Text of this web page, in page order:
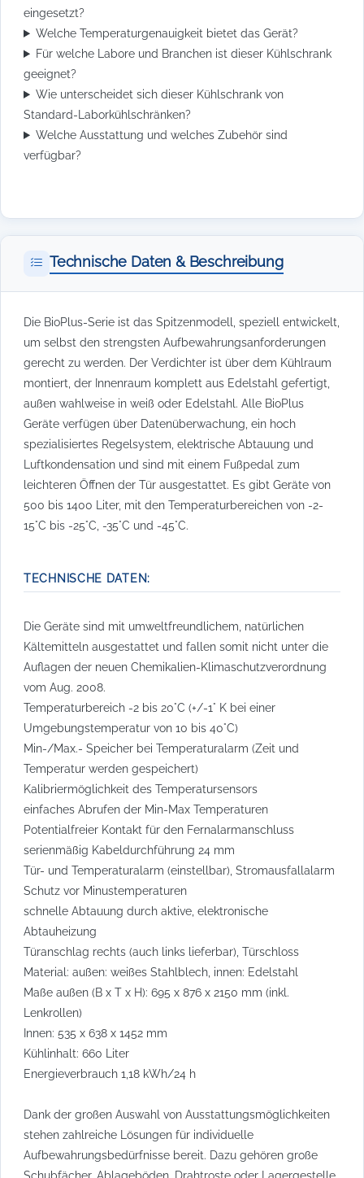
eingesetzt?
Welche Temperaturgenauigkeit bietet das Gerät?
Für welche Labore und Branchen ist dieser Kühlschrank
geeignet?
Wie unterscheidet sich dieser Kühlschrank von
Standard-Laborkühlschränken?
Welche Ausstattung und welches Zubehör sind
verfügbar?
Technische Daten & Beschreibung
Die BioPlus-Serie ist das Spitzenmodell, speziell entwickelt,
um selbst den strengsten Aufbewahrungsanforderungen
gerecht zu werden. Der Verdichter ist über dem Kühlraum
montiert, der Innenraum komplett aus Edelstahl gefertigt,
außen wahlweise in weiß oder Edelstahl. Alle BioPlus
Geräte verfügen über Datenüberwachung, ein hoch
spezialisiertes Regelsystem, elektrische Abtauung und
Luftkondensation und sind mit einem Fußpedal zum
leichteren Öffnen der Tür ausgestattet. Es gibt Geräte von
500 bis 1400 Liter, mit den Temperaturbereichen von -2-
15°C bis -25°C, -35°C und -45°C.
TECHNISCHE DATEN:
Die Geräte sind mit umweltfreundlichem, natürlichen
Kältemitteln ausgestattet und fallen somit nicht unter die
Auflagen der neuen Chemikalien-Klimaschutzverordnung
vom Aug. 2008.
Temperaturbereich -2 bis 20°C (+/-1° K bei einer
Umgebungstemperatur von 10 bis 40°C)
Min-/Max.- Speicher bei Temperaturalarm (Zeit und
Temperatur werden gespeichert)
Kalibriermöglichkeit des Temperatursensors
einfaches Abrufen der Min-Max Temperaturen
Potentialfreier Kontakt für den Fernalarmanschluss
serienmäßig Kabeldurchführung 24 mm
Tür- und Temperaturalarm (einstellbar), Stromausfallalarm
Schutz vor Minustemperaturen
schnelle Abtauung durch aktive, elektronische
Abtauheizung
Türanschlag rechts (auch links lieferbar), Türschloss
Material: außen: weißes Stahlblech, innen: Edelstahl
Maße außen (B x T x H): 695 x 876 x 2150 mm (inkl.
Lenkrollen)
Innen: 535 x 638 x 1452 mm
Kühlinhalt: 660 Liter
Energieverbrauch 1,18 kWh/24 h
Dank der großen Auswahl von Ausstattungsmöglichkeiten
stehen zahlreiche Lösungen für individuelle
Aufbewahrungsbedürfnisse bereit. Dazu gehören große
Schubfächer, Ablageböden, Drahtroste oder Lagergestelle